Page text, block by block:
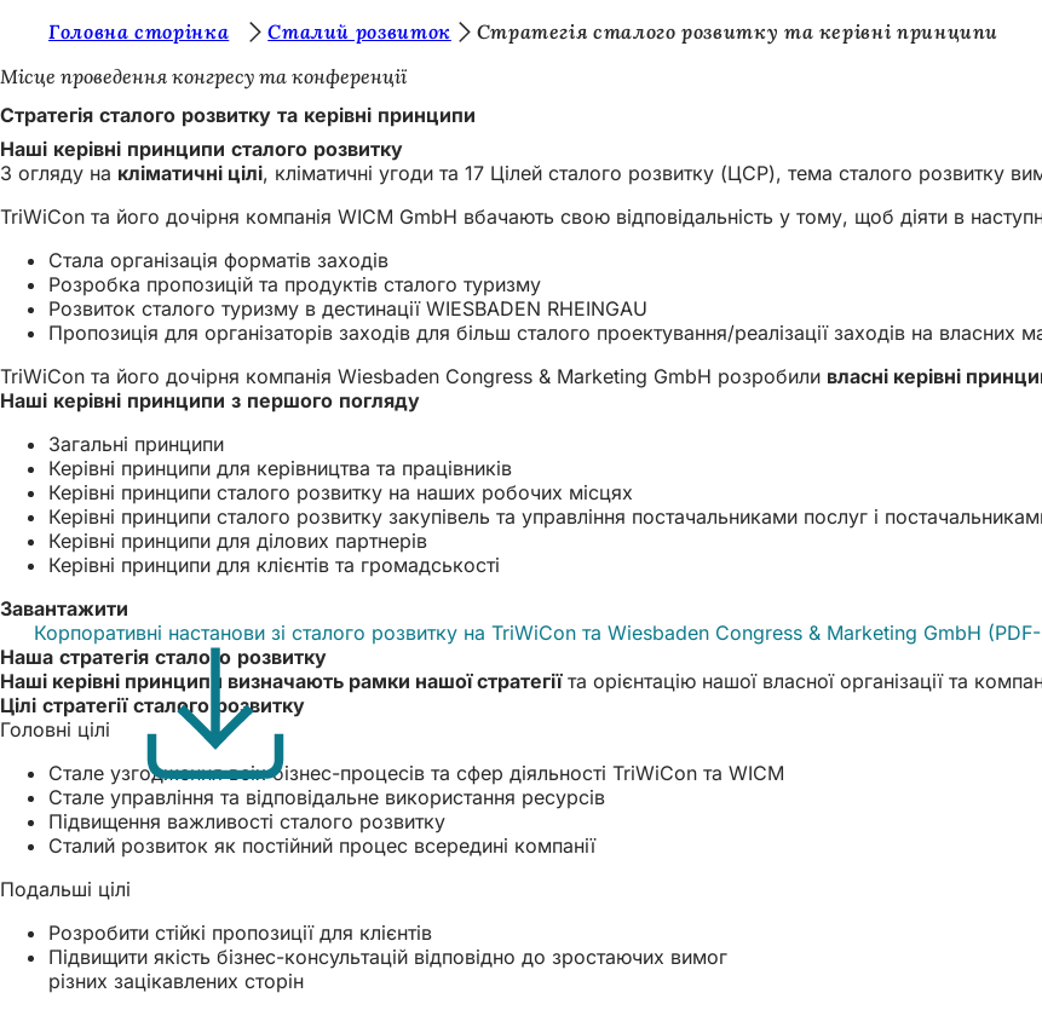
Перейти до змісту
и
т
у
т
:
Головна сторінка Сталий розвиток
Стратегія сталого розвитку та керівні принципи
Місце проведення конгресу та конференції
Стратегія сталого розвитку та керівні принципи
Наші керівні принципи сталого розвитку
З огляду на кліматичні цілі, кліматичні угоди та 17 Цілей сталого розвитку (ЦСР), тема сталого розвитку
TriWiCon та його дочірня компанія WICM GmbH вбачають свою відповідальність у тому, щоб діяти в
Стала організація форматів заходів
Розробка пропозицій та продуктів сталого туризму
Розвиток сталого туризму в дестинації WIESBADEN RHEINGAU
Пропозиція для організаторів заходів для більш сталого проектування/реалізації заходів на власних
TriWiCon та його дочірня компанія Wiesbaden Congress & Marketing GmbH розробили власні керівні
Наші керівні принципи з першого погляду
Загальні принципи
Керівні принципи для керівництва та працівників
Керівні принципи сталого розвитку на наших робочих місцях
Керівні принципи сталого розвитку закупівель та управління постачальниками послуг і
Керівні принципи для ділових партнерів
Керівні принципи для клієнтів та громадськості
Завантажити
Корпоративні настанови зі сталого розвитку на TriWiCon та Wiesbaden Congress & Marketing GmbH
PDF
Наша стратегія сталого розвитку
Наші керівні принципи визначають рамки нашої стратегіїта орієнтацію нашої власної організації та
Цілі стратегії сталого розвитку
Головні цілі
Стале узгодження всіх бізнес-процесів та сфер діяльності TriWiCon та WICM
Стале управління та відповідальне використання ресурсів
Підвищення важливості сталого розвитку
Сталий розвиток як постійний процес всередині компанії
Подальші цілі
Розробити стійкі пропозиції для клієнтів
Підвищити якість бізнес-консультацій відповідно до зростаючих вимог
різних зацікавлених сторін